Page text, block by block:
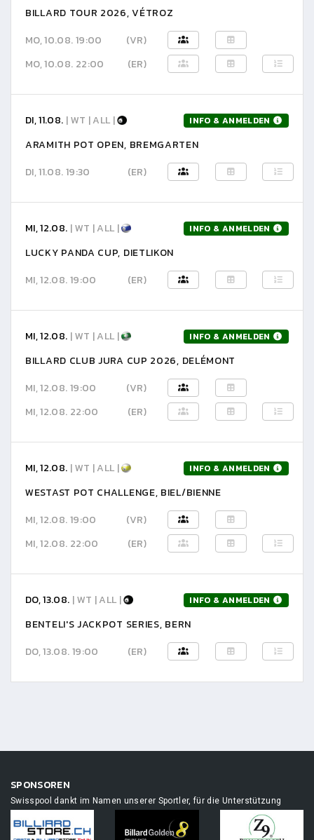
BILLARD TOUR 2026, VÉTROZ
MO, 10.08. 19:00
(VR)
MO, 10.08. 22:00
(ER)
DI, 11.08. | WT | ALL | INFO & ANMELDEN
ARAMITH POT OPEN, BREMGARTEN
DI, 11.08. 19:30
(ER)
MI, 12.08. | WT | ALL | INFO & ANMELDEN
LUCKY PANDA CUP, DIETLIKON
MI, 12.08. 19:00
(ER)
MI, 12.08. | WT | ALL | INFO & ANMELDEN
BILLARD CLUB JURA CUP 2026, DELÉMONT
MI, 12.08. 19:00
(VR)
MI, 12.08. 22:00
(ER)
MI, 12.08. | WT | ALL | INFO & ANMELDEN
WESTAST POT CHALLENGE, BIEL/BIENNE
MI, 12.08. 19:00
(VR)
MI, 12.08. 22:00
(ER)
DO, 13.08. | WT | ALL | INFO & ANMELDEN
BENTELI'S JACKPOT SERIES, BERN
DO, 13.08. 19:00
(ER)
SPONSOREN
Swisspool dankt im Namen unserer Sportler, für die Unterstützung